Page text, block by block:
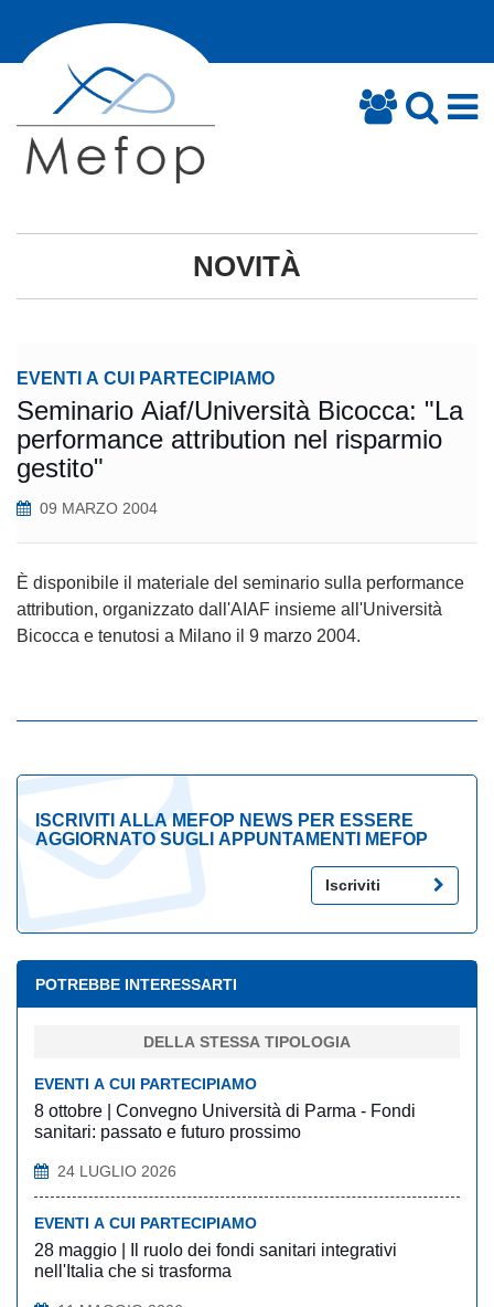
NOVITÀ
EVENTI A CUI PARTECIPIAMO
Seminario Aiaf/Università Bicocca: "La
performance attribution nel risparmio
gestito"
09 MARZO 2004
È disponibile il materiale del seminario sulla performance
attribution, organizzato dall'AIAF insieme all'Università
Bicocca e tenutosi a Milano il 9 marzo 2004.
ISCRIVITI ALLA MEFOP NEWS PER ESSERE
AGGIORNATO SUGLI APPUNTAMENTI MEFOP
Iscriviti
POTREBBE INTERESSARTI
DELLA STESSA TIPOLOGIA
EVENTI A CUI PARTECIPIAMO
8 ottobre | Convegno Università di Parma - Fondi
sanitari: passato e futuro prossimo
24 LUGLIO 2026
EVENTI A CUI PARTECIPIAMO
28 maggio | Il ruolo dei fondi sanitari integrativi
nell'Italia che si trasforma